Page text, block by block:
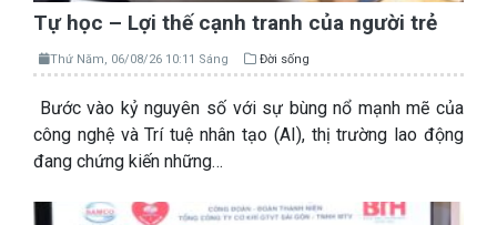
Tự học – Lợi thế cạnh tranh của người trẻ
Thứ Năm, 06/08/26 10:11 Sáng Đời sống
Bước vào kỷ nguyên số với sự bùng nổ mạnh mẽ của
công nghệ và Trí tuệ nhân tạo (AI), thị trường lao động
đang chứng kiến những…